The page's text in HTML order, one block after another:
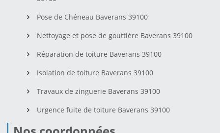
Pose de Chéneau Baverans 39100
Nettoyage et pose de gouttière Baverans 39100
Réparation de toiture Baverans 39100
Isolation de toiture Baverans 39100
Travaux de zinguerie Baverans 39100
Urgence fuite de toiture Baverans 39100